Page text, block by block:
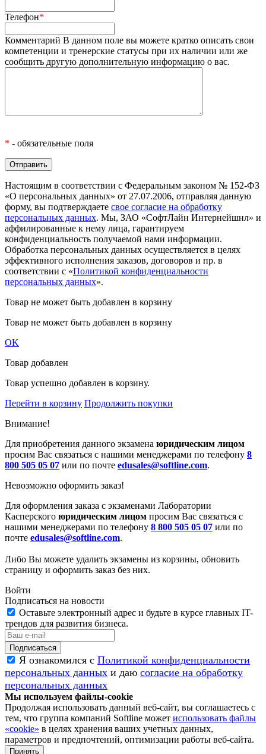
Телефон*
Комментарий В данном поле вы можете кратко описать свои
компетенции и тренерские статусы при их наличии или же
сообщить другую дополнительную информацию о вас.
* - обязательные поля
Настоящим в соответствии с Федеральным законом № 152-ФЗ
«О персональных данных» от 27.07.2006, отправляя данную
форму, вы подтверждаете свое согласие на обработку
персональных данных. Мы, ЗАО «СофтЛайн Интернейшнл» и
аффилированные к нему лица, гарантируем
конфиденциальность получаемой нами информации.
Обработка персональных данных осуществляется в целях
эффективного исполнения заказов, договоров и пр. в
соответствии с «Политикой конфиденциальности
персональных данных».
Товар не может быть добавлен в корзину
Товар не может быть добавлен в корзину
OK
Товар добавлен
Товар успешно добавлен в корзину.
Перейти в корзину Продолжить покупки
Внимание!
Для приобретения данного экзамена юридическим лицом
просим Вас связаться с нашими менеджерами по телефону 8
800 505 05 07 или по почте edusales@softline.com.
Невозможно оформить заказ!
Для оформления заказа с экзаменами Лаборатории
Касперского юридическим лицом просим Вас связаться с
нашими менеджерами по телефону 8 800 505 05 07 или по
почте edusales@softline.com.
Либо Вы можете удалить экзамены из корзины, обновить
страницу и оформить заказ без них.
Войти
Подписаться на новости
Оставьте электронный адрес и будьте в курсе главных IT-
трендов для развития бизнеса.
Я ознакомился с Политикой конфиденциальности
персональных данных и даю согласие на обработку
персональных данных
Мы используем файлы-cookie
Продолжая использовать данный веб-сайт, вы соглашаетесь с
тем, что группа компаний Softline может использовать файлы
«cookie» в целях хранения ваших учетных данных,
параметров и предпочтений, оптимизации работы веб-сайта.
Принять